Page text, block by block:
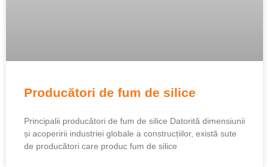
Producători de fum de silice
Principalii producători de fum de silice Datorită dimensiunii
și acoperirii industriei globale a construcțiilor, există sute
de producători care produc fum de silice